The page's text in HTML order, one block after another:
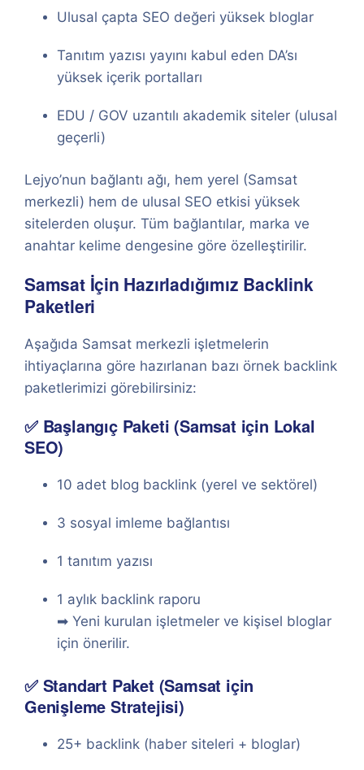
Ulusal çapta SEO değeri yüksek bloglar
Tanıtım yazısı yayını kabul eden DA’sı
yüksek içerik portalları
EDU / GOV uzantılı akademik siteler (ulusal
geçerli)
Lejyo’nun bağlantı ağı, hem yerel (Samsat
merkezli) hem de ulusal SEO etkisi yüksek
sitelerden oluşur. Tüm bağlantılar, marka ve
anahtar kelime dengesine göre özelleştirilir.
Samsat İçin Hazırladığımız Backlink
Paketleri
Aşağıda Samsat merkezli işletmelerin
ihtiyaçlarına göre hazırlanan bazı örnek backlink
paketlerimizi görebilirsiniz:
✅ Başlangıç Paketi (Samsat için Lokal
SEO)
10 adet blog backlink (yerel ve sektörel)
3 sosyal imleme bağlantısı
1 tanıtım yazısı
1 aylık backlink raporu
➡ Yeni kurulan işletmeler ve kişisel bloglar
için önerilir.
✅ Standart Paket (Samsat için
Genişleme Stratejisi)
25+ backlink (haber siteleri + bloglar)